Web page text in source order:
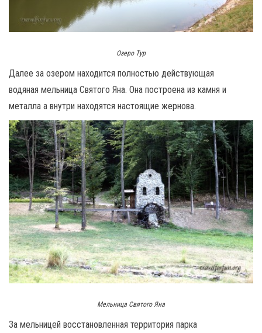
Озеро Тур
Далее за озером находится полностью действующая
водяная мельница Святого Яна. Она построена из камня и
металла а внутри находятся настоящие жернова.
Мельница Святого Яна
За мельницей восстановленная территория парка